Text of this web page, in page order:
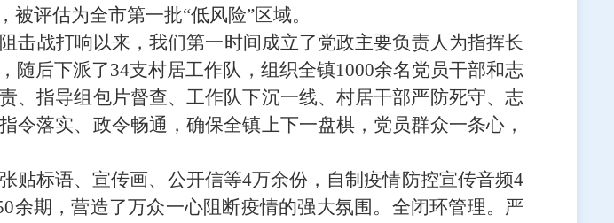
被评估为全市第一批“低风险”区域。
击战打响以来，我们第一时间成立了党政主要负责人为指挥长
随后下派了34支村居工作队，组织全镇1000余名党员干部和志
、指导组包片督查、工作队下沉一线、村居干部严防死守、志
落实、政令畅通，确保全镇上下一盘棋，党员群众一条心，
贴标语、宣传画、公开信等4万余份，自制疫情防控宣传音频4
余期，营造了万众一心阻断疫情的强大氛围。全闭环管理。严